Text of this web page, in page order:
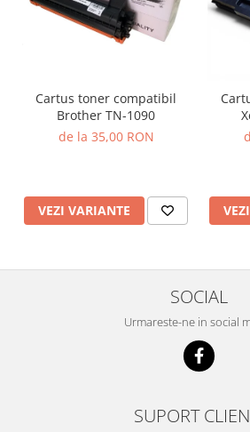
Cartus toner compatibil
Brother TN-1090
de la 35,00 RON
VEZI VARIANTE
SOCIAL
Urmareste-ne in social
SUPORT